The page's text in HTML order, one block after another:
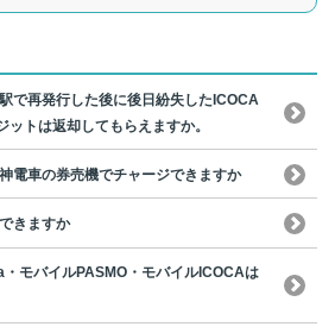
で再発行した後に後日紛失したICOCA
トは返却してもらえますか。
電車の券売機でチャージできますか
きますか
モバイルPASMO・モバイルICOCAは